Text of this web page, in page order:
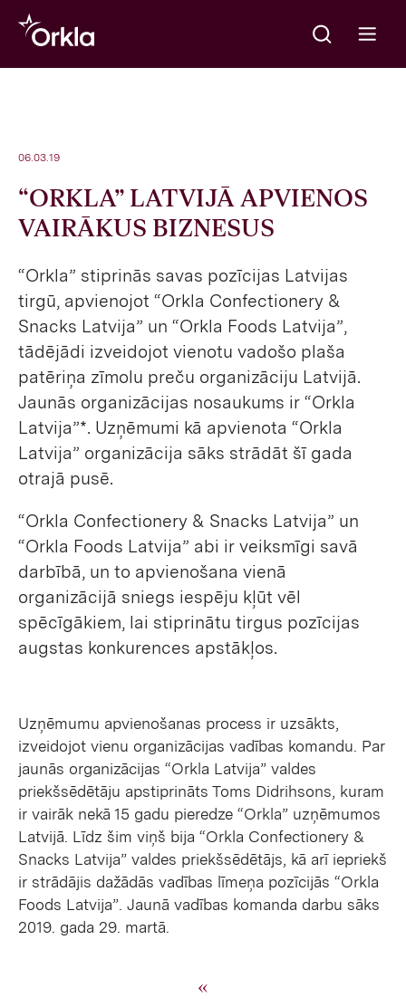
Go to frontpage
Meklēt
06.03.19
“ORKLA” LATVIJĀ APVIENOS
VAIRĀKUS BIZNESUS
“Orkla” stiprinās savas pozīcijas Latvijas
tirgū, apvienojot “Orkla Confectionery &
Snacks Latvija” un “Orkla Foods Latvija”,
tādējādi izveidojot vienotu vadošo plaša
patēriņa zīmolu preču organizāciju Latvijā.
Jaunās organizācijas nosaukums ir “Orkla
Latvija”*. Uzņēmumi kā apvienota “Orkla
Latvija” organizācija sāks strādāt šī gada
otrajā pusē.
“Orkla Confectionery & Snacks Latvija” un
“Orkla Foods Latvija” abi ir veiksmīgi savā
darbībā, un to apvienošana vienā
organizācijā sniegs iespēju kļūt vēl
spēcīgākiem, lai stiprinātu tirgus pozīcijas
augstas konkurences apstākļos.
Uzņēmumu apvienošanas process ir uzsākts,
izveidojot vienu organizācijas vadības komandu. Par
jaunās organizācijas “Orkla Latvija” valdes
priekšsēdētāju apstiprināts Toms Didrihsons, kuram
ir vairāk nekā 15 gadu pieredze “Orkla” uzņēmumos
Latvijā. Līdz šim viņš bija “Orkla Confectionery &
Snacks Latvija” valdes priekšsēdētājs, kā arī iepriekš
ir strādājis dažādās vadības līmeņa pozīcijās “Orkla
Foods Latvija”. Jaunā vadības komanda darbu sāks
2019. gada 29. martā.